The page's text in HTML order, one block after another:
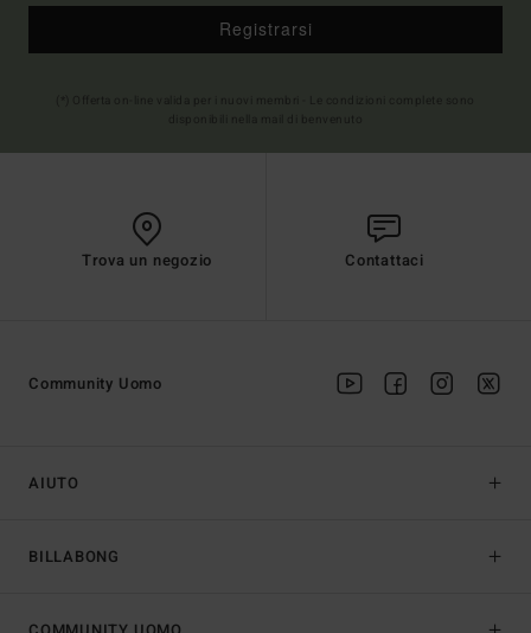
Registrarsi
Trova un negozio Contattaci
AIUTO
BILLABONG
Community Uomo